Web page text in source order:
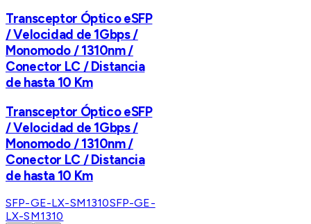
Transceptor Óptico eSFP
/ Velocidad de 1Gbps /
Monomodo / 1310nm /
Conector LC / Distancia
de hasta 10 Km
Transceptor Óptico eSFP
/ Velocidad de 1Gbps /
Monomodo / 1310nm /
Conector LC / Distancia
de hasta 10 Km
SFP-GE-LX-SM1310SFP-GE-
LX-SM1310